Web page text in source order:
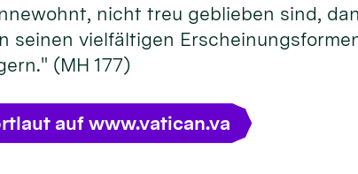
nicht treu geblieben sind,
seinen vielfältigen
(MH 177)
auf www.vatican.va